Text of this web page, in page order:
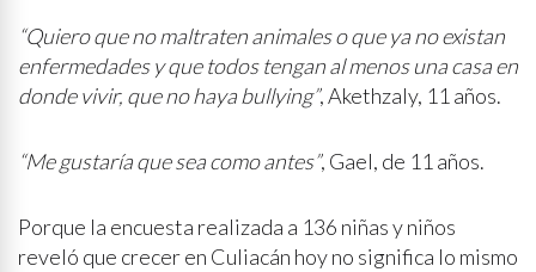
“Quiero que no maltraten animales o que ya no existan
enfermedades y que todos tengan al menos una casa en
donde vivir, que no haya bullying”, Akethzaly, 11 años.
“Me gustaría que sea como antes”, Gael, de 11 años.
Porque la encuesta realizada a 136 niñas y niños
reveló que crecer en Culiacán hoy no significa lo mismo